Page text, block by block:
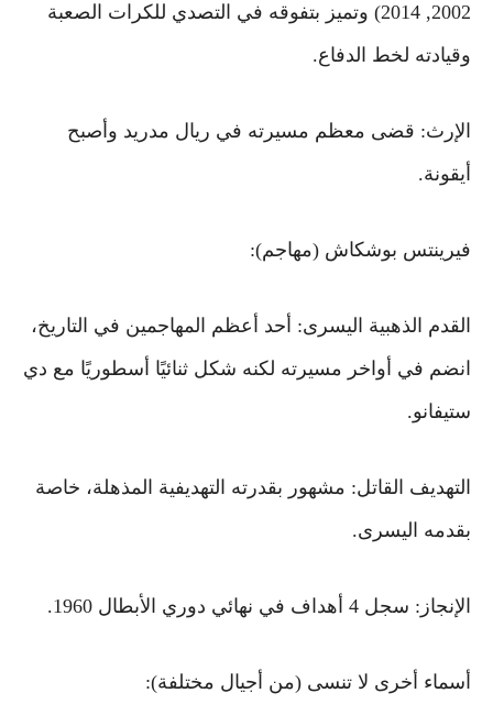
2002, 2014) وتميز بتفوقه في التصدي للكرات الصعبة
وقيادته لخط الدفاع.
الإرث: قضى معظم مسيرته في ريال مدريد وأصبح
أيقونة.
فيرينتس بوشكاش (مهاجم):
القدم الذهبية اليسرى: أحد أعظم المهاجمين في التاريخ،
انضم في أواخر مسيرته لكنه شكل ثنائيًا أسطوريًا مع دي
ستيفانو.
التهديف القاتل: مشهور بقدرته التهديفية المذهلة، خاصة
بقدمه اليسرى.
الإنجاز: سجل 4 أهداف في نهائي دوري الأبطال 1960.
أسماء أخرى لا تنسى (من أجيال مختلفة):